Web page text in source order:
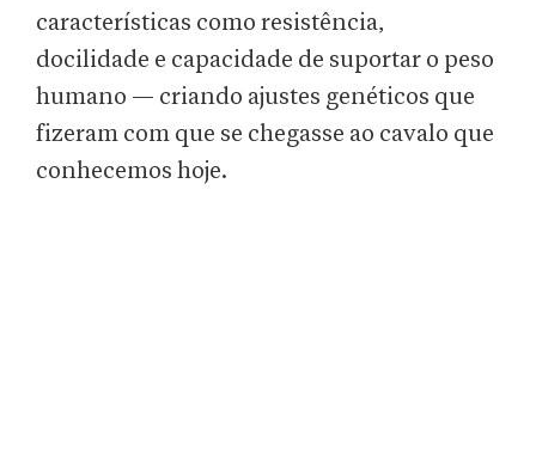
características como resistência,
docilidade e capacidade de suportar o peso
humano — criando ajustes genéticos que
fizeram com que se chegasse ao cavalo que
conhecemos hoje.